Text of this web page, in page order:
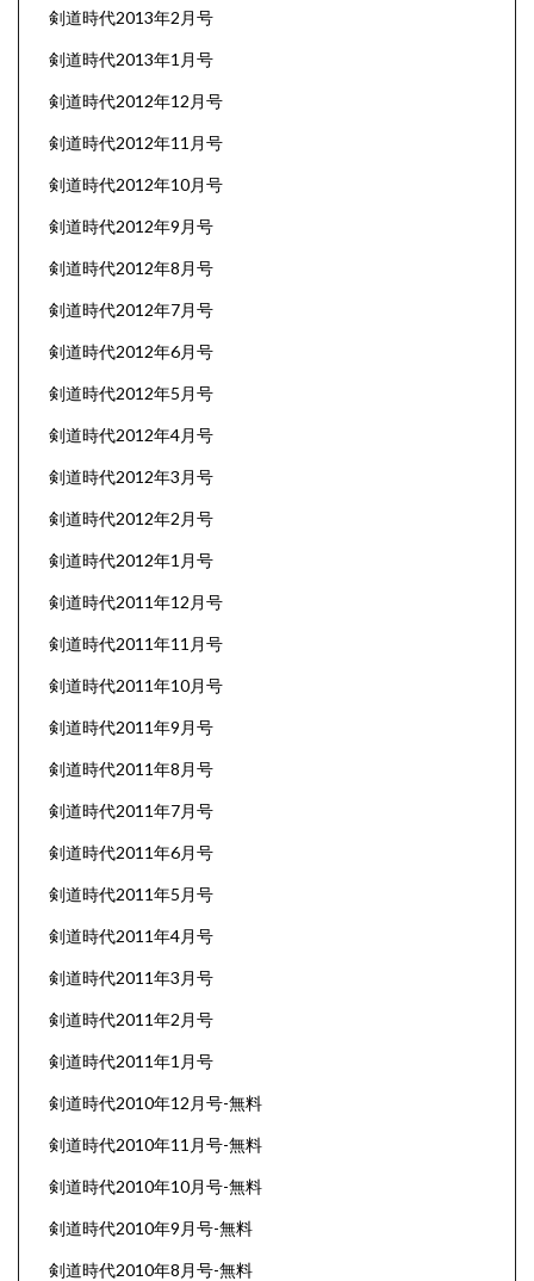
剣道時代2013年2月号
剣道時代2013年1月号
剣道時代2012年12月号
剣道時代2012年11月号
剣道時代2012年10月号
剣道時代2012年9月号
剣道時代2012年8月号
剣道時代2012年7月号
剣道時代2012年6月号
剣道時代2012年5月号
剣道時代2012年4月号
剣道時代2012年3月号
剣道時代2012年2月号
剣道時代2012年1月号
剣道時代2011年12月号
剣道時代2011年11月号
剣道時代2011年10月号
剣道時代2011年9月号
剣道時代2011年8月号
剣道時代2011年7月号
剣道時代2011年6月号
剣道時代2011年5月号
剣道時代2011年4月号
剣道時代2011年3月号
剣道時代2011年2月号
剣道時代2011年1月号
剣道時代2010年12月号-無料
剣道時代2010年11月号-無料
剣道時代2010年10月号-無料
剣道時代2010年9月号-無料
剣道時代2010年8月号-無料